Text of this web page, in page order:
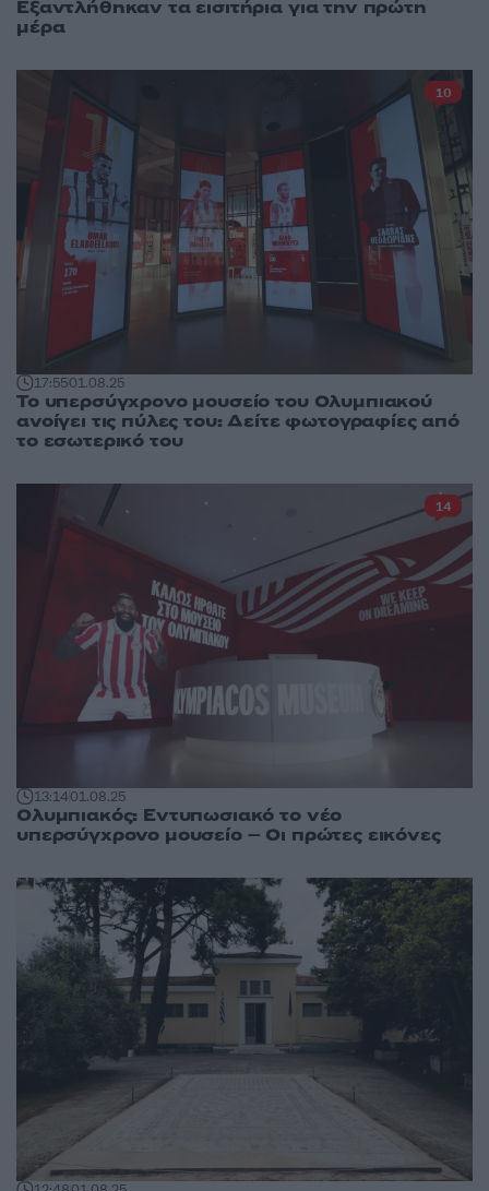
Εξαντλήθηκαν τα εισιτήρια για την πρώτη
μέρα
17:5501.08.25
Το υπερσύγχρονο μουσείο του Ολυμπιακού
ανοίγει τις πύλες του: Δείτε φωτογραφίες από
το εσωτερικό του
10
13:1401.08.25
Ολυμπιακός: Εντυπωσιακό το νέο
υπερσύγχρονο μουσείο – Οι πρώτες εικόνες
14